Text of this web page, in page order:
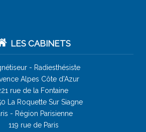
LES CABINETS
- Radiesthésiste
Alpes Côte d'Azur
rue de la Fontaine
La Roquette Sur Siagne
- Région Parisienne
119 rue de Paris